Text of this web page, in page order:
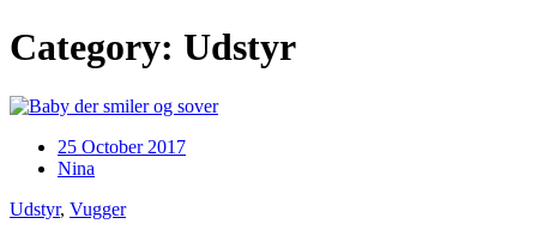
Category: Udstyr
25 October 2017
Nina
Udstyr, Vugger